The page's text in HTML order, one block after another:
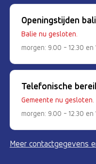
Openingstijden
Balie nu gesloten.
morgen: 9.00 - 12.30 en
Telefonische
Gemeente nu gesloten.
morgen: 9.00 - 12.30 en
Meer contactgegevens